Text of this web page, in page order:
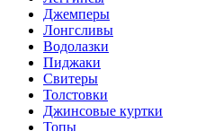
Джемперы
Лонгсливы
Водолазки
Пиджаки
Свитеры
Толстовки
Джинсовые куртки
Топы